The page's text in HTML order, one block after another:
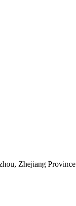
Zhejiang Province